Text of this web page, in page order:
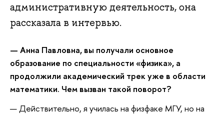
административную деятельность, она
рассказала в интервью.
— Анна Павловна, вы получали основное
образование по специальности «физика», а
продолжили академический трек уже в области
математики. Чем вызван такой поворот?
— Действительно, я училась на физфаке МГУ, но на